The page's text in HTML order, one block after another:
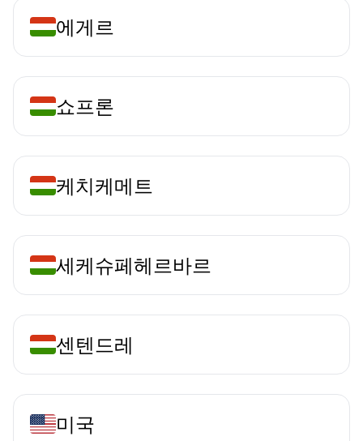
에게르
쇼프론
케치케메트
세케슈페헤르바르
센텐드레
미국